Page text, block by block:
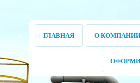
ГЛАВНАЯ О